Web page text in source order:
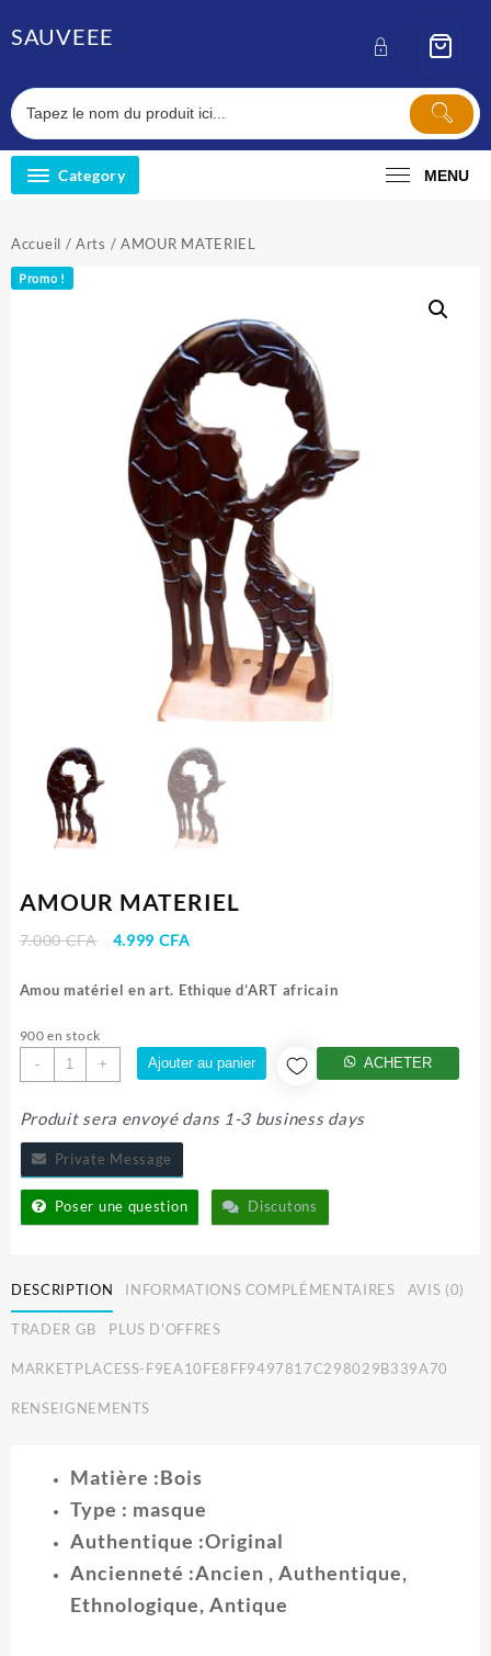
toSAUVEEE
Category MENU
Accueil /Arts / AMOUR MATERIEL
Promo !
AMOUR MATERIEL
7.000CFA
Le
initial
4.999 CFALe
actuel
Amou matériel en art. Ethique d’ART africain
900 en stock
-
quantité
de
MATERIEL
+ Ajouter au panier ACHETER
Produit sera envoyé dans 1-3 business days
Private Message
Poser une question Discutons
DESCRIPTION INFORMATIONS COMPLÉMENTAIRES AVIS (0)
TRADER GB PLUS D'OFFRES
MARKETPLACESS-F9EA10FE8FF9497817C298029B339A70
RENSEIGNEMENTS
Matière :Bois
Type : masque
Authentique :Original
Ancienneté :Ancien , Authentique,
Ethnologique, Antique